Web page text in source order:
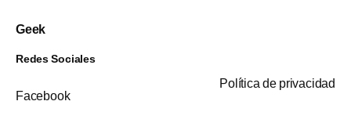
Geek
Redes Sociales
Facebook
Política de privacidad